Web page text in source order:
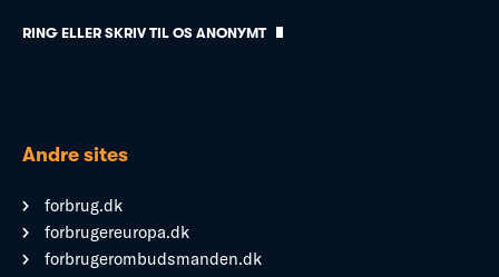
RING ELLER SKRIV TIL OS ANONYMT
Andre sites
forbrug.dk
forbrugereuropa.dk
forbrugerombudsmanden.dk